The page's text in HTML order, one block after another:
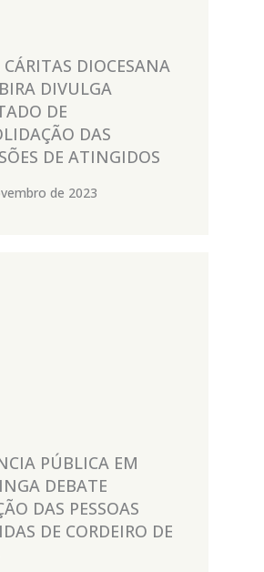
DIOCESANA
DIVULGA
DE
DAS
DE ATINGIDOS
de 2023
PÚBLICA EM
DEBATE
DAS PESSOAS
DE CORDEIRO DE